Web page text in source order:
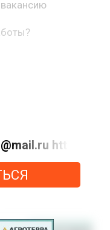
https://